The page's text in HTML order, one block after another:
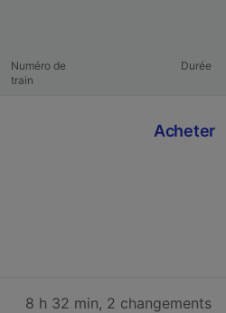
Numéro de
train
Durée
Acheter
8 h 32 min, 2 changements